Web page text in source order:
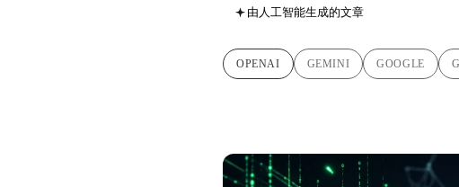
由人工智能生成的文章
OPENAI GEMINI GOOGLE